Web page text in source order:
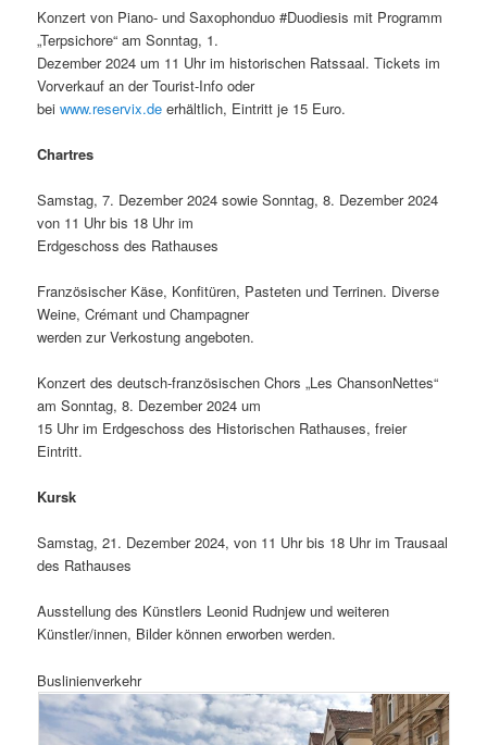
Konzert von Piano- und Saxophonduo #Duodiesis mit Programm
„Terpsichore“ am Sonntag, 1.
Dezember 2024 um 11 Uhr im historischen Ratssaal. Tickets im
Vorverkauf an der Tourist-Info oder
beiwww.reservix.de erhältlich, Eintritt je 15 Euro.
Chartres
Samstag, 7. Dezember 2024 sowie Sonntag, 8. Dezember 2024
von 11 Uhr bis 18 Uhr im
Erdgeschoss des Rathauses
Französischer Käse, Konfitüren, Pasteten und Terrinen. Diverse
Weine, Crémant und Champagner
werden zur Verkostung angeboten.
Konzert des deutsch-französischen Chors „Les ChansonNettes“
am Sonntag, 8. Dezember 2024 um
15 Uhr im Erdgeschoss des Historischen Rathauses, freier
Eintritt.
Kursk
Samstag, 21. Dezember 2024, von 11 Uhr bis 18 Uhr im Trausaal
des Rathauses
Ausstellung des Künstlers Leonid Rudnjew und weiteren
Künstler/innen, Bilder können erworben werden.
Buslinienverkehr